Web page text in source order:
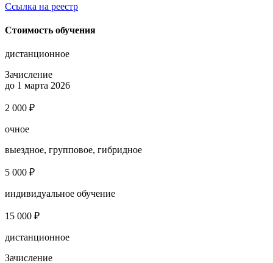
Ссылка на реестр
Стоимость обучения
дистанционное
Зачисление
до 1 марта 2026
2 000 ₽
очное
выездное, групповое, гибридное
5 000 ₽
индивидуальное обучение
15 000 ₽
дистанционное
Зачисление